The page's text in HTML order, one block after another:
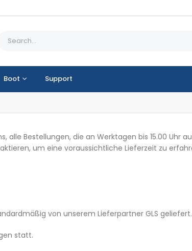
Boot Support
alle Bestellungen, die an Werktagen bis 15.00 Uhr
um eine voraussichtliche Lieferzeit zu
von unserem Lieferpartner GLS geliefert.
statt.